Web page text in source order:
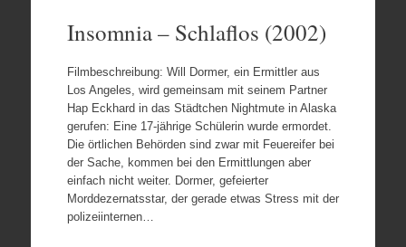
Insomnia – Schlaflos (2002)
Filmbeschreibung: Will Dormer, ein Ermittler aus
Los Angeles, wird gemeinsam mit seinem Partner
Hap Eckhard in das Städtchen Nightmute in Alaska
gerufen: Eine 17-jährige Schülerin wurde ermordet.
Die örtlichen Behörden sind zwar mit Feuereifer bei
der Sache, kommen bei den Ermittlungen aber
einfach nicht weiter. Dormer, gefeierter
Morddezernatsstar, der gerade etwas Stress mit der
polizeiinternen…